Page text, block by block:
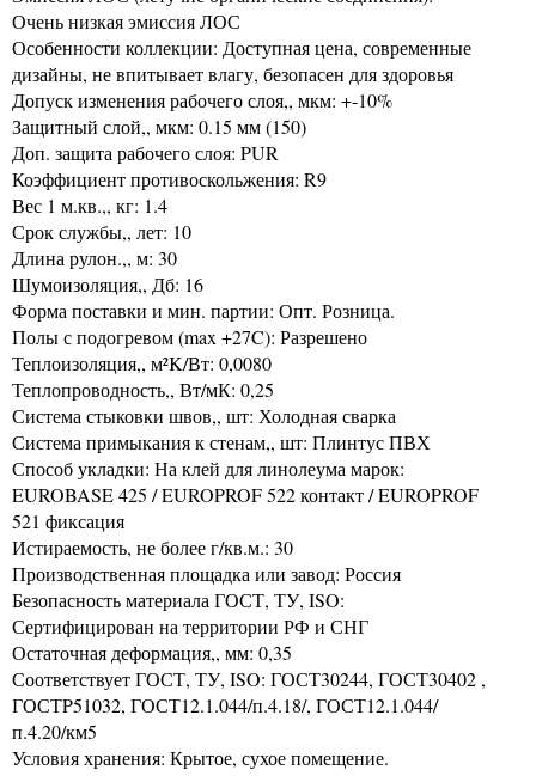
Очень низкая эмиссия ЛОС
Особенности коллекции: Доступная цена, современные
дизайны, не впитывает влагу, безопасен для здоровья
Допуск изменения рабочего слоя,, мкм: +-10%
Защитный слой,, мкм: 0.15 мм (150)
Доп. защита рабочего слоя: PUR
Коэффициент противоскольжения: R9
Вес 1 м.кв.,, кг: 1.4
Срок службы,, лет: 10
Длина рулон.,, м: 30
Шумоизоляция,, Дб: 16
Форма поставки и мин. партии: Опт. Розница.
Полы с подогревом (max +27C): Разрешено
Теплоизоляция,, м²K/Вт: 0,0080
Теплопроводность,, Вт/мК: 0,25
Система стыковки швов,, шт: Холодная сварка
Система примыкания к стенам,, шт: Плинтус ПВХ
Способ укладки: На клей для линолеума марок:
EUROBASE 425 / EUROPROF 522 контакт / EUROPROF
521 фиксация
Истираемость, не более г/кв.м.: 30
Производственная площадка или завод: Россия
Безопасность материала ГОСТ, ТУ, ISO:
Сертифицирован на территории РФ и СНГ
Остаточная деформация,, мм: 0,35
Соответствует ГОСТ, ТУ, ISO: ГОСТ30244, ГОСТ30402 ,
ГОСТP51032, ГОСТ12.1.044/п.4.18/, ГОСТ12.1.044/
п.4.20/км5
Условия хранения: Крытое, сухое помещение.